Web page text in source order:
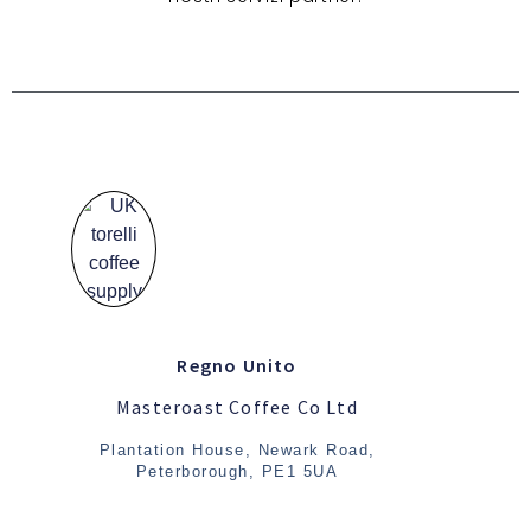
Regno Unito
Masteroast Coffee Co Ltd
Plantation House, Newark Road,
Peterborough, PE1 5UA